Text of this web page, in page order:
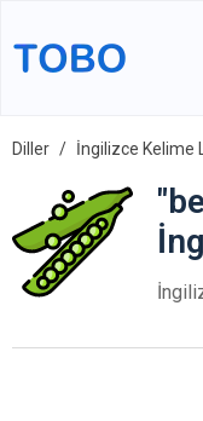
Diller İngilizce Kelime